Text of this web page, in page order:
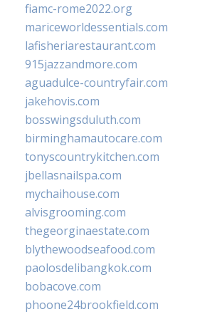
fiamc-rome2022.org
mariceworldessentials.com
lafisheriarestaurant.com
915jazzandmore.com
aguadulce-countryfair.com
jakehovis.com
bosswingsduluth.com
birminghamautocare.com
tonyscountrykitchen.com
jbellasnailspa.com
mychaihouse.com
alvisgrooming.com
thegeorginaestate.com
blythewoodseafood.com
paolosdelibangkok.com
bobacove.com
phoone24brookfield.com